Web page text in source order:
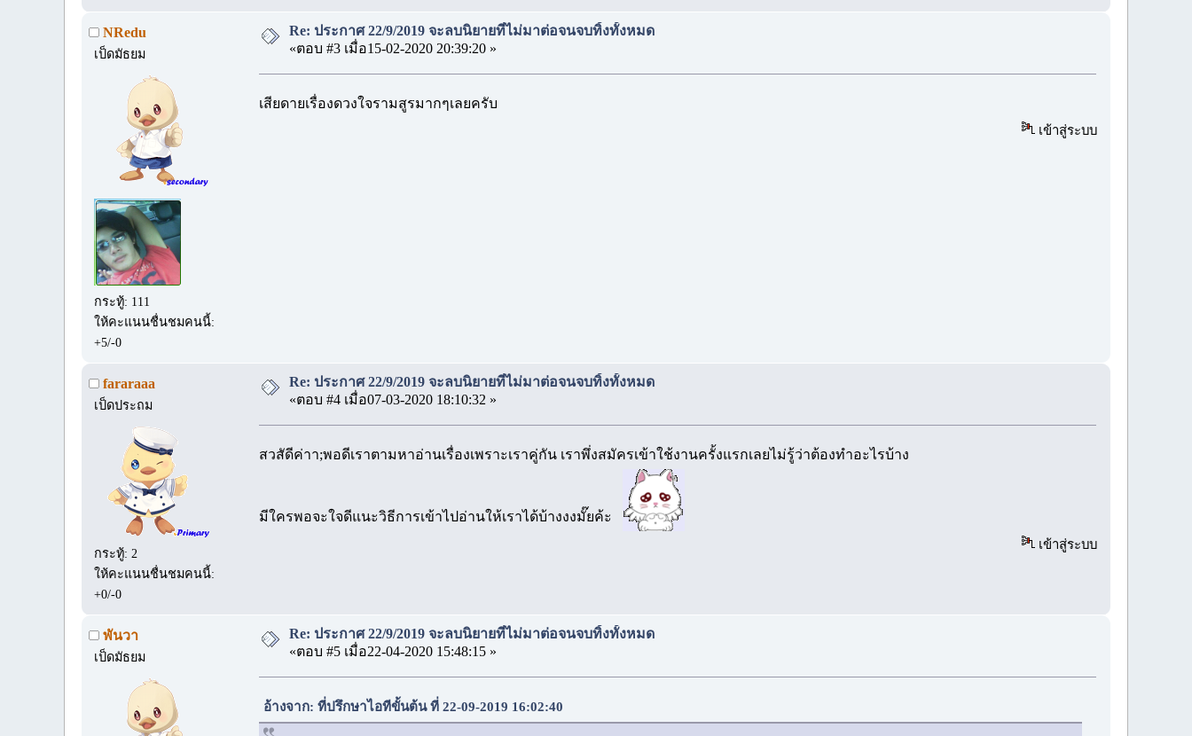
NRedu
เป็ดมัธยม
กระทู้: 111
ให้คะแนนชื่นชมคนนี้:
+5/-0
Re: ประกาศ 22/9/2019 จะลบนิยายที่ไม่มาต่อจนจบทิ้งทั้งหมด
«ตอบ #3 เมื่อ15-02-2020 20:39:20 »
เสียดายเรื่องดวงใจรามสูรมากๆเลยครับ
เข้าสู่ระบบ
fararaaa
เป็ดประถม
กระทู้: 2
ให้คะแนนชื่นชมคนนี้:
+0/-0
Re: ประกาศ 22/9/2019 จะลบนิยายที่ไม่มาต่อจนจบทิ้งทั้งหมด
«ตอบ #4 เมื่อ07-03-2020 18:10:32 »
สวสัดีค่าา;พอดีเราตามหาอ่านเรื่องเพราะเราคู่กัน เราพึ่งสมัครเข้าใช้งานครั้งแรกเลยไม่รู้ว่าต้องทำอะไรบ้าง
มีใครพอจะใจดีแนะวิธีการเข้าไปอ่านให้เราได้บ้างงงมั๊ยค้ะ
เข้าสู่ระบบ
พันวา
เป็ดมัธยม
Re: ประกาศ 22/9/2019 จะลบนิยายที่ไม่มาต่อจนจบทิ้งทั้งหมด
«ตอบ #5 เมื่อ22-04-2020 15:48:15 »
อ้างจาก: ที่ปรึกษาไอทีขั้นต้น ที่ 22-09-2019 16:02:40